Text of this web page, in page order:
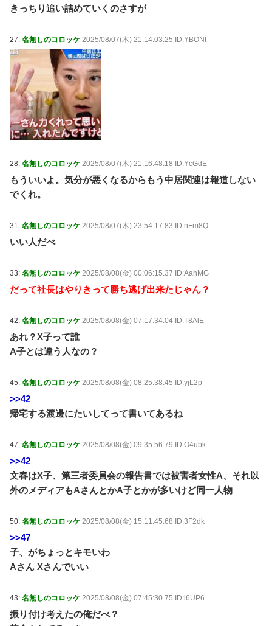
きっちり追い詰めていくのさすが
27: 名無しのコロッケ 2025/08/07(木) 21:14:03.25 ID:YBONt
28: 名無しのコロッケ 2025/08/07(木) 21:16:48.18 ID:YcGdE
もういいよ。気分が悪くなるからもう中居関連は報道しない
でくれ。
31: 名無しのコロッケ 2025/08/07(木) 23:54:17.83 ID:nFm8Q
いい人だべ
33: 名無しのコロッケ 2025/08/08(金) 00:06:15.37 ID:AahMG
だって社長はやりきって勝ち逃げ出来たじゃん？
42: 名無しのコロッケ 2025/08/08(金) 07:17:34.04 ID:T8AlE
あれ？X子って誰
A子とは違う人なの？
45: 名無しのコロッケ 2025/08/08(金) 08:25:38.45 ID:yjL2p
>>42
帰宅する渡邊にたいしてって書いてあるね
47: 名無しのコロッケ 2025/08/08(金) 09:35:56.79 ID:O4ubk
>>42
文春はX子、第三者委員会の報告書では被害者女性A、それ以
外のメディアもAさんとかA子とかが多いけど同一人物
50: 名無しのコロッケ 2025/08/08(金) 15:11:45.68 ID:3F2dk
>>47
子、がちょっとキモいわ
Aさん Xさんでいい
43: 名無しのコロッケ 2025/08/08(金) 07:45:30.75 ID:l6UP6
振り付け考えたの俺だべ？